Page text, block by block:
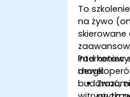
To
na żywo
budować,
Pod koniec
mogli: